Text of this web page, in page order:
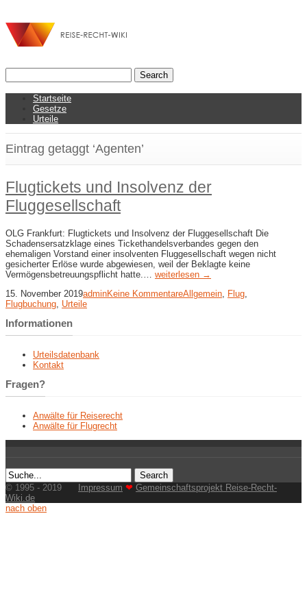
Startseite
Gesetze
Urteile
Eintrag getaggt ‘Agenten’
Flugtickets und Insolvenz der
Fluggesellschaft
OLG Frankfurt: Flugtickets und Insolvenz der Fluggesellschaft Die
Schadensersatzklage eines Tickethandelsverbandes gegen den
ehemaligen Vorstand einer insolventen Fluggesellschaft wegen nicht
gesicherter Erlöse wurde abgewiesen, weil der Beklagte keine
Vermögensbetreuungspflicht hatte.… weiterlesen →
15. November 2019adminKeine KommentareAllgemein, Flug,
Flugbuchung, Urteile
Informationen
Urteilsdatenbank
Kontakt
Fragen?
Anwälte für Reiserecht
Anwälte für Flugrecht
© 1995 - 2019 Impressum ❤ Gemeinschaftsprojekt Reise-Recht-
Wiki.de
nach oben